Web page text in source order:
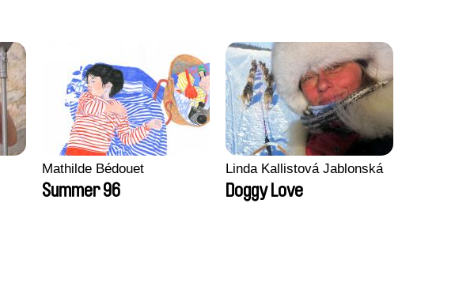
Mathilde Bédouet
Summer 96
Linda Kallistová Jablonská
Doggy Love